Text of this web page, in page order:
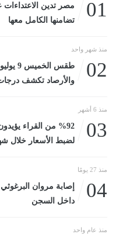
01
مصر تدين الاعتداءات
تضامنها الكامل معها
منذ شهر واحد
02
والأرصاد تكشف درجات...اليوم
منذ 6 أشهر
03
%92 من القراء
لضبط الأسعار خلال
منذ 27 يومًا
04
إصابة مروان
داخل السجن
منذ عام واحد